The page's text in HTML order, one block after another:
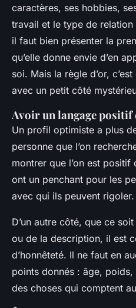
caractères, ses hobbies,
travail et le type de
il faut bien présenter la
qu’elle donne envie d’en
soi. Mais la règle d’or,
avec un petit côté
Avoir un langage positif
Un profil optimiste a plus
personne que l’on
montrer que l’on est positif
ont un penchant pour les
avec qui ils peuvent rigoler.
D’un autre côté, que ce
ou de la description, il est
d’honnêteté. Il ne faut en
points donnés : âge,
des choses qui comptent